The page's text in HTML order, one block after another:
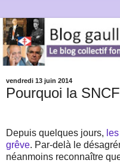
vendredi 13 juin 2014
Pourquoi la
Depuis quelques jours,
grêve. Par-delà le
néanmoins reconnaître